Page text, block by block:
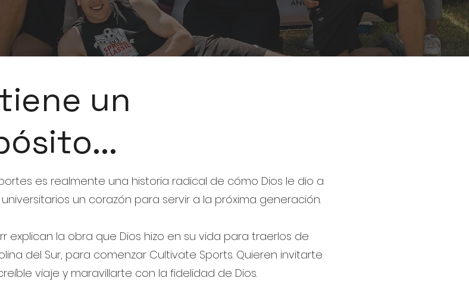
un
es realmente una historia radical de cómo Dios le dio a
un corazón para servir a la próxima generación.
explican la obra que Dios hizo en su vida para traerlos de
del Sur, para comenzar Cultivate Sports. Quieren invitarte
viaje y maravillarte con la fidelidad de Dios.